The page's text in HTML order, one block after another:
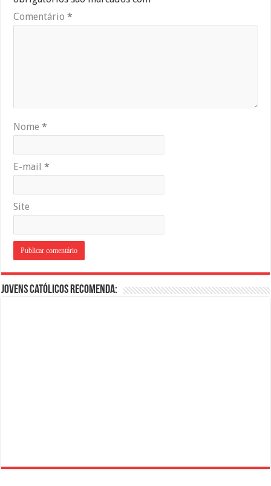
Comentário*
Nome*
E-mail*
Site
Jovens Católicos Recomenda: